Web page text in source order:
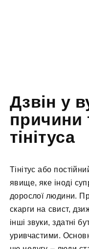
Дзвін у
причини
тінітуса
Тінітус або
явище, яке іноді
дорослої людини.
скарги на свист,
інші звуки, здатні
уривчастими.